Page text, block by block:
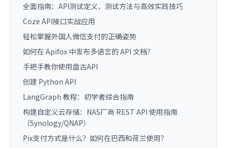
全面指南：API测试定义、测试方法与高效实践技巧
Coze API接口实战应用
轻松掌握外国人微信支付的正确姿势
如何在 Apifox 中发布多语言的 API 文档？
手把手教你使用盘古API
创建 Python API
LangGraph 教程：初学者综合指南
构建自定义云存储：NAS厂商 REST API 使用指南
（Synology/QNAP）
Pix支付方式是什么？如何在巴西和荷兰使用？